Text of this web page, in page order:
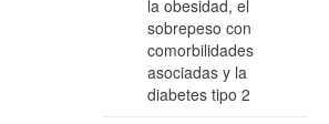
la obesidad, el
sobrepeso con
comorbilidades
asociadas y la
diabetes tipo 2